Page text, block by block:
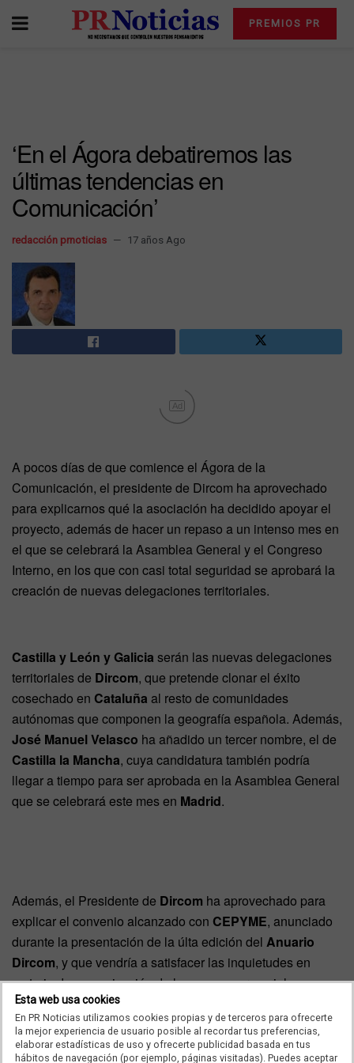
PREMIOS PR
‘En el Ágora debatiremos las
últimas tendencias en
Comunicación’
redacción prnoticias 17 años Ago
Ad
A pocos días de que comience el Ágora de la
Comunicación, el presidente de Dircom ha aprovechado
para explicarnos qué la asociación ha decidido apoyar el
proyecto, además de hacer un repaso a un intenso mes en
el que se celebrará la Asamblea General y el Congreso
Interno, en los que con casi total seguridad se aprobará la
creación de nuevas delegaciones territoriales.
Castilla y León y Galicia serán las nuevas delegaciones
territoriales de Dircom, que pretende clonar el éxito
cosechado en Cataluña al resto de comunidades
autónomas que componen la geografía española. Además,
José Manuel Velasco ha añadido un tercer nombre, el de
Castilla la Mancha, cuya candidatura también podría
llegar a tiempo para ser aprobada en la Asamblea General
que se celebrará este mes en Madrid.
Además, el Presidente de Dircom ha aprovechado para
explicar el convenio alcanzado con CEPYME, anunciado
durante la presentación de la últa edición del Anuario
Dircom, y que vendría a satisfacer las inquietudes en
materia de comunicación de la masa empresarial que
agrupa la Confederación.
Esta web usa cookies
En PR Noticias utilizamos cookies propias y de terceros para ofrecerte
la mejor experiencia de usuario posible al recordar tus preferencias,
elaborar estadísticas de uso y ofrecerte publicidad basada en tus
hábitos de navegación (por ejemplo, páginas visitadas). Puedes aceptar